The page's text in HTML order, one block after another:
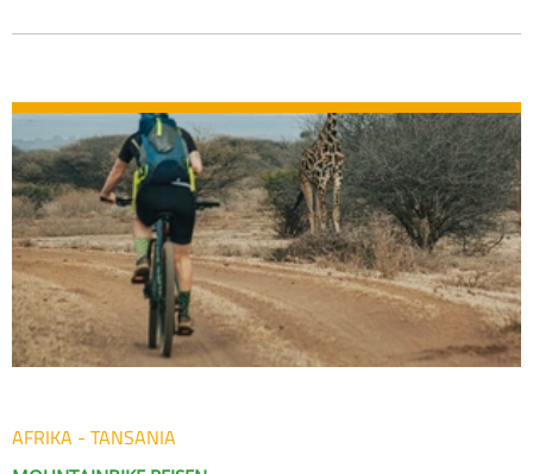
AFRIKA - TANSANIA